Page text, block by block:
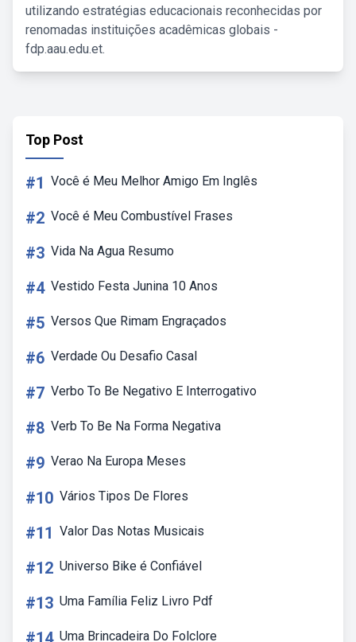
utilizando estratégias educacionais reconhecidas por
renomadas instituições acadêmicas globais -
fdp.aau.edu.et.
Top Post
#1 Você é Meu Melhor Amigo Em Inglês
#2 Você é Meu Combustível Frases
#3 Vida Na Agua Resumo
#4 Vestido Festa Junina 10 Anos
#5 Versos Que Rimam Engraçados
#6 Verdade Ou Desafio Casal
#7 Verbo To Be Negativo E Interrogativo
#8 Verb To Be Na Forma Negativa
#9 Verao Na Europa Meses
#10 Vários Tipos De Flores
#11 Valor Das Notas Musicais
#12 Universo Bike é Confiável
#13 Uma Família Feliz Livro Pdf
#14 Uma Brincadeira Do Folclore